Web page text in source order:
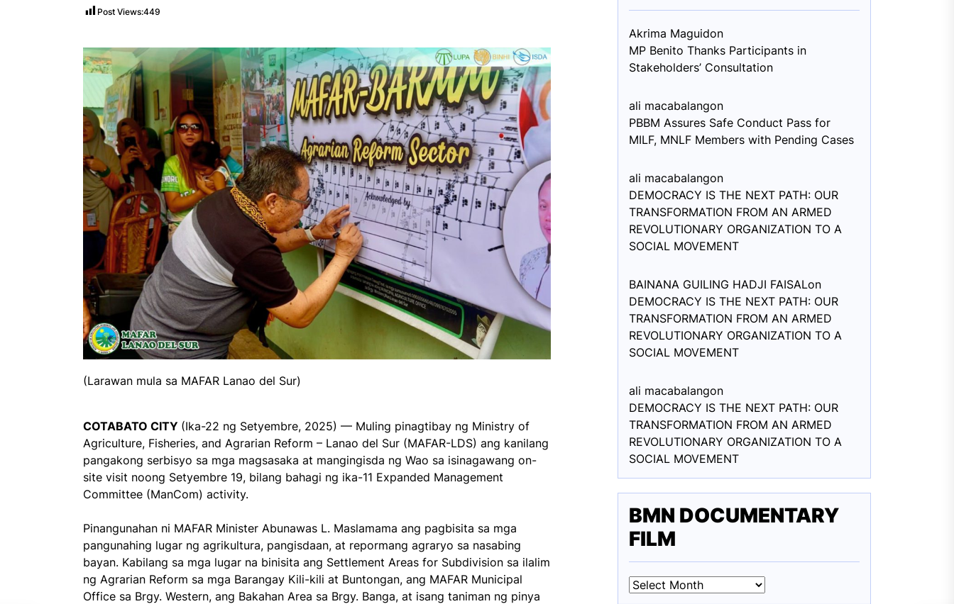
Post Views:449
(Larawan mula sa MAFAR Lanao del Sur)
COTABATO CITY (Ika-22 ng Setyembre, 2025) — Muling pinagtibay ng Ministry of
Agriculture, Fisheries, and Agrarian Reform – Lanao del Sur (MAFAR-LDS) ang kanilang
pangakong serbisyo sa mga magsasaka at mangingisda ng Wao sa isinagawang on-
site visit noong Setyembre 19, bilang bahagi ng ika-11 Expanded Management
Committee (ManCom) activity.
Pinangunahan ni MAFAR Minister Abunawas L. Maslamama ang pagbisita sa mga
pangunahing lugar ng agrikultura, pangisdaan, at repormang agraryo sa nasabing
bayan. Kabilang sa mga lugar na binisita ang Settlement Areas for Subdivision sa ilalim
ng Agrarian Reform sa mga Barangay Kili-kili at Buntongan, ang MAFAR Municipal
Office sa Brgy. Western, ang Bakahan Area sa Brgy. Banga, at isang taniman ng pinya
Akrima Maguidon
MP Benito Thanks Participants in
Stakeholders’ Consultation
ali macabalangon
PBBM Assures Safe Conduct Pass for
MILF, MNLF Members with Pending Cases
ali macabalangon
DEMOCRACY IS THE NEXT PATH: OUR
TRANSFORMATION FROM AN ARMED
REVOLUTIONARY ORGANIZATION TO A
SOCIAL MOVEMENT
BAINANA GUILING HADJI FAISALon
DEMOCRACY IS THE NEXT PATH: OUR
TRANSFORMATION FROM AN ARMED
REVOLUTIONARY ORGANIZATION TO A
SOCIAL MOVEMENT
ali macabalangon
DEMOCRACY IS THE NEXT PATH: OUR
TRANSFORMATION FROM AN ARMED
REVOLUTIONARY ORGANIZATION TO A
SOCIAL MOVEMENT
BMN DOCUMENTARY
FILM
BMN